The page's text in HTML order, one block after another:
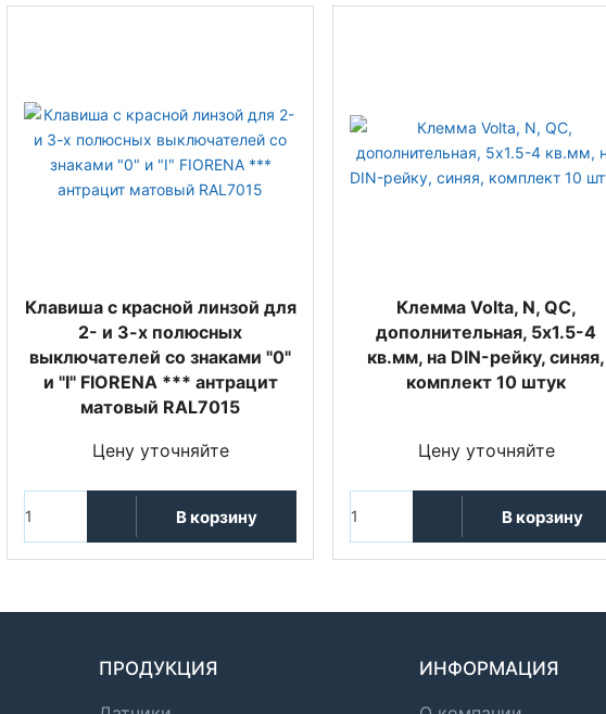
Клавиша с красной линзой для
2- и 3-х полюсных
выключателей со знаками "0"
и "I" FIORENA *** антрацит
матовый RAL7015
Цену уточняйте
В корзину
Клемма Volta, N, QC,
дополнительная, 5х1.5-4
кв.мм, на DIN-рейку, синяя,
комплект 10 штук
Цену уточняйте
В корзину
ПРОДУКЦИЯ ИНФОРМАЦИЯ